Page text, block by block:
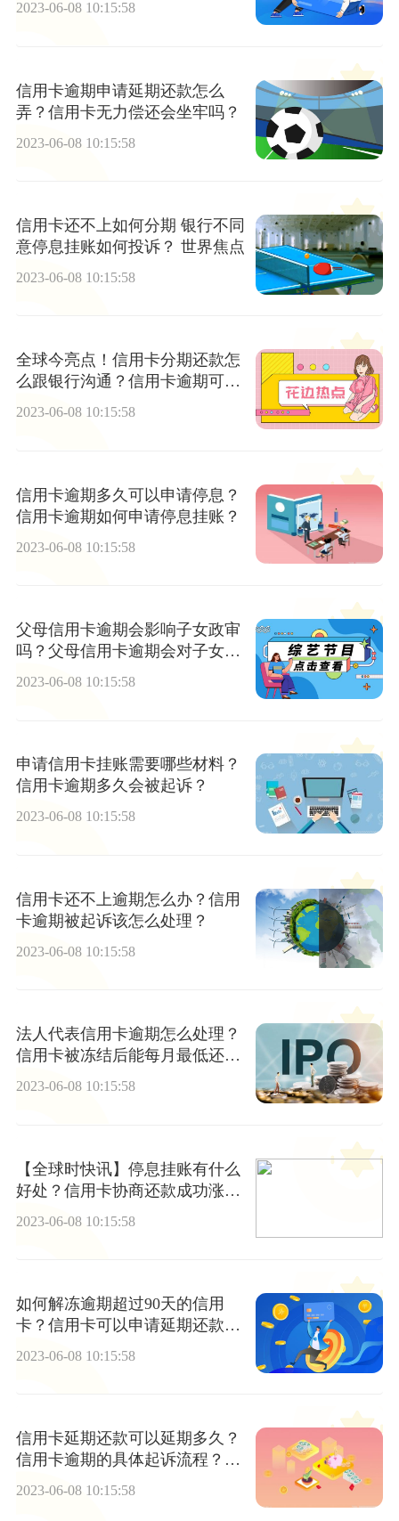
2023-06-08 10:15:58
信用卡逾期申请延期还款怎么
弄？信用卡无力偿还会坐牢吗？
2023-06-08 10:15:58
信用卡还不上如何分期 银行不同
意停息挂账如何投诉？ 世界焦点
2023-06-08 10:15:58
全球今亮点！信用卡分期还款怎
么跟银行沟通？信用卡逾期可以
申请停挂账吗？
2023-06-08 10:15:58
信用卡逾期多久可以申请停息？
信用卡逾期如何申请停息挂账？
2023-06-08 10:15:58
父母信用卡逾期会影响子女政审
吗？父母信用卡逾期会对子女造
成什么影响？
2023-06-08 10:15:58
申请信用卡挂账需要哪些材料？
信用卡逾期多久会被起诉？
2023-06-08 10:15:58
信用卡还不上逾期怎么办？信用
卡逾期被起诉该怎么处理？
2023-06-08 10:15:58
法人代表信用卡逾期怎么处理？
信用卡被冻结后能每月最低还款
吗？
2023-06-08 10:15:58
【全球时快讯】停息挂账有什么
好处？信用卡协商还款成功涨息
2023-06-08 10:15:58
如何解冻逾期超过90天的信用
卡？信用卡可以申请延期还款
2023-06-08 10:15:58
信用卡延期还款可以延期多久？
信用卡逾期的具体起诉流程？_
全球快资讯
2023-06-08 10:15:58